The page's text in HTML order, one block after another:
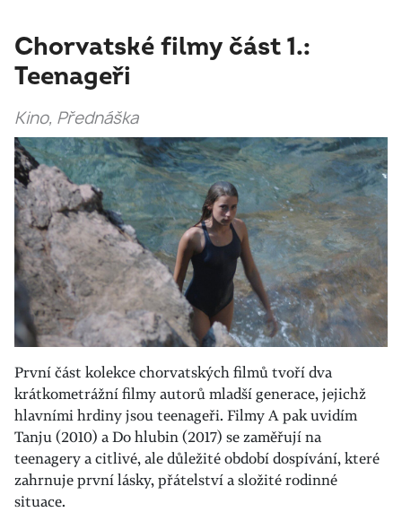
Chorvatské filmy část 1.:
Teenageři
Kino, Přednáška
První část kolekce chorvatských filmů tvoří dva
krátkometrážní filmy autorů mladší generace, jejichž
hlavními hrdiny jsou teenageři. Filmy A pak uvidím
Tanju (2010) a Do hlubin (2017) se zaměřují na
teenagery a citlivé, ale důležité období dospívání, které
zahrnuje první lásky, přátelství a složité rodinné
situace.